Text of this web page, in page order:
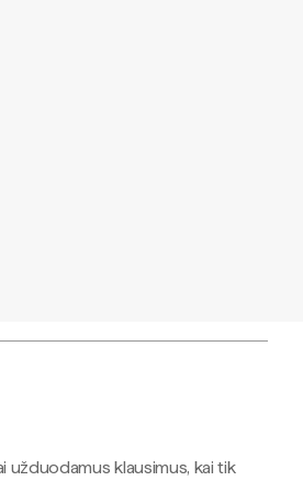
užduodamus klausimus, kai tik